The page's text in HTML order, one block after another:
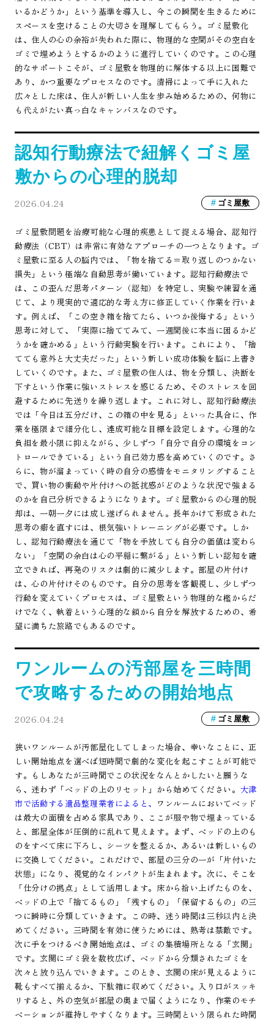
いるかどうか」という基準を導入し、今この瞬間を生きるために
スペースを空けることの大切さを理解してもらう。ゴミ屋敷化
は、住人の心の余裕が失われた際に、物理的な空間がその空白を
ゴミで埋めようとするかのように進行していくのです。この心理
的なサポートこそが、ゴミ屋敷を物理的に解体する以上に困難で
あり、かつ重要なプロセスなのです。清掃によって手に入れた
広々とした床は、住人が新しい人生を歩み始めるための、何物に
も代えがたい真っ白なキャンバスなのです。
認知行動療法で紐解くゴミ屋
敷からの心理的脱却
2026.04.24 ゴミ屋敷
ゴミ屋敷問題を治療可能な心理的疾患として捉える場合、認知行
動療法（CBT）は非常に有効なアプローチの一つとなります。ゴ
ミ屋敷に至る人の脳内では、「物を捨てる＝取り返しのつかない
損失」という極端な自動思考が働いています。認知行動療法で
は、この歪んだ思考パターン（認知）を特定し、実験や練習を通
じて、より現実的で適応的な考え方に修正していく作業を行いま
す。例えば、「この空き箱を捨てたら、いつか後悔する」という
思考に対して、「実際に捨ててみて、一週間後に本当に困るかど
うかを確かめる」という行動実験を行います。これにより、「捨
てても意外と大丈夫だった」という新しい成功体験を脳に上書き
していくのです。また、ゴミ屋敷の住人は、物を分類し、決断を
下すという作業に強いストレスを感じるため、そのストレスを回
避するために先送りを繰り返します。これに対し、認知行動療法
では「今日は五分だけ、この箱の中を見る」といった具合に、作
業を極限まで細分化し、達成可能な目標を設定します。心理的な
負担を最小限に抑えながら、少しずつ「自分で自分の環境をコン
トロールできている」という自己効力感を高めていくのです。さ
らに、物が溜まっていく時の自分の感情をモニタリングすること
で、買い物の衝動や片付けへの抵抗感がどのような状況で強まる
のかを自己分析できるようになります。ゴミ屋敷からの心理的脱
却は、一朝一夕には成し遂げられません。長年かけて形成された
思考の癖を直すには、根気強いトレーニングが必要です。しか
し、認知行動療法を通じて「物を手放しても自分の価値は変わら
ない」「空間の余白は心の平穏に繋がる」という新しい認知を確
立できれば、再発のリスクは劇的に減少します。部屋の片付け
は、心の片付けそのものです。自分の思考を客観視し、少しずつ
行動を変えていくプロセスは、ゴミ屋敷という物理的な檻からだ
けでなく、執着という心理的な鎖から自分を解放するための、希
望に満ちた旅路でもあるのです。
ワンルームの汚部屋を三時間
で攻略するための開始地点
2026.04.24 ゴミ屋敷
狭いワンルームが汚部屋化してしまった場合、幸いなことに、正
しい開始地点を選べば短時間で劇的な変化を起こすことが可能で
す。もしあなたが三時間でこの状況をなんとかしたいと願うな
ら、迷わず「ベッドの上のリセット」から始めてください。 大津
市で活動する遺品整理業者によると、 ワンルームにおいてベッド
は最大の面積を占める家具であり、ここが服や物で埋まっている
と、部屋全体が圧倒的に乱れて見えます。まず、ベッドの上のも
のをすべて床に下ろし、シーツを整えるか、あるいは新しいもの
に交換してください。これだけで、部屋の三分の一が「片付いた
状態」になり、視覚的なインパクトが生まれます。次に、そこを
「仕分けの拠点」として活用します。床から拾い上げたものを、
ベッドの上で「捨てるもの」「残すもの」「保留するもの」の三
つに瞬時に分類していきます。この時、迷う時間は三秒以内と決
めてください。三時間を有効に使うためには、熟考は禁敵です。
次に手をつけるべき開始地点は、ゴミの集積場所となる「玄関」
です。玄関にゴミ袋を数枚広げ、ベッドから分類されたゴミを
次々と放り込んでいきます。このとき、玄関の床が見えるように
靴もすべて揃えるか、下駄箱に収めてください。入り口がスッキ
リすると、外の空気が部屋の奥まで届くようになり、作業のモチ
ベーションが維持しやすくなります。三時間という限られた時間